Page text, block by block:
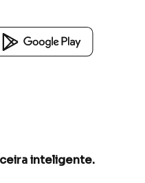
inteligente.